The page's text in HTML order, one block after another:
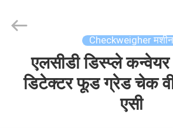
LTD.
Checkweigher मशीन
एलसीडी डिस्प्ले
डिटेक्टर फूड ग्रेड चेक
एसी